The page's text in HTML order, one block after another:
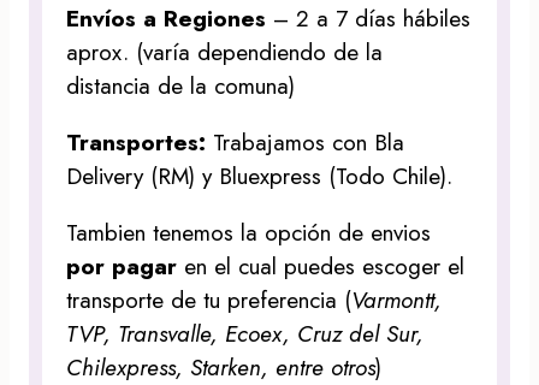
Envíos a Regiones – 2 a 7 días hábiles
aprox. (varía dependiendo de la
distancia de la comuna)
Transportes: Trabajamos con Bla
Delivery (RM) y Bluexpress (Todo Chile).
Tambien tenemos la opción de envios
por pagar en el cual puedes escoger el
transporte de tu preferencia (Varmontt,
TVP, Transvalle, Ecoex, Cruz del Sur,
Chilexpress, Starken, entre otros)